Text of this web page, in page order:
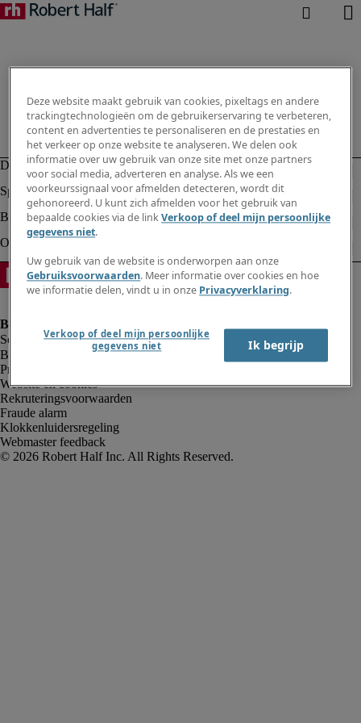
Bedrijfsinformatie
Privacyverklaring
Website en cookies
Rekruteringsvoorwaarden
Fraude alarm
Klokkenluidersregeling
Webmaster feedback
Deze website maakt gebruik van cookies, pixeltags en andere
trackingtechnologieën om de gebruikerservaring te verbeteren,
content en advertenties te personaliseren en de prestaties en
het verkeer op onze website te analyseren. We delen ook
informatie over uw gebruik van onze site met onze partners
voor social media, adverteren en analyse. Als we een
voorkeurssignaal voor afmelden detecteren, wordt dit
gehonoreerd. U kunt zich afmelden voor het gebruik van
bepaalde cookies via de linkVerkoop of deel mijn persoonlijke
gegevens niet.
Uw gebruik van de website is onderworpen aan onze
Gebruiksvoorwaarden. Meer informatie over cookies en hoe
we informatie delen, vindt u in onze Privacyverklaring.
Verkoop of deel mijn persoonlijke
gegevens niet
Ik begrijp